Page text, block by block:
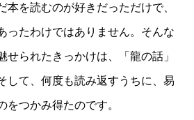
を読むのが好きだっただけで、
ったわけではありません。そんな
せられたきっかけは、「龍の話」
して、何度も読み返すうちに、易
をつかみ得たのです。